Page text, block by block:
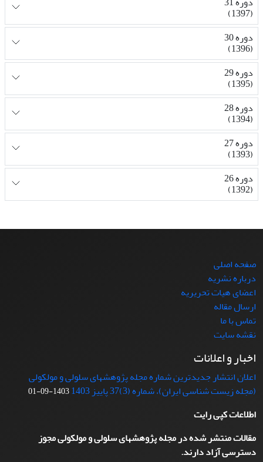
(1397)
دوره 30
(1396)
دوره 29
(1395)
دوره 28
(1394)
دوره 27
(1393)
دوره 26
(1392)
صفحه اصلی
درباره نشریه
اعضای هیات تحریریه
ارسال مقاله
تماس با ما
نقشه سایت
اخبار و اعلانات
اعلان انتشار جدیدترین شماره مجله پژوهشهای سلولی و مولکولی
(مجله زیست شناسی ایران)، شماره (3)37 پاییز 1403
1403-09-01
اطلاعات کپی رایت
مقالات منتشر شده در مجله پژوهشهای سلولی و مولکولی مجوز
دسترسی آزاد دارند.